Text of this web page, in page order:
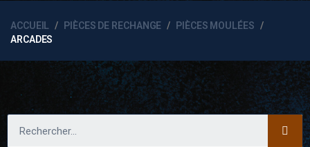
ACCUEIL PIÈCES DE RECHANGE
PIÈCES MOULÉES
ARCADES